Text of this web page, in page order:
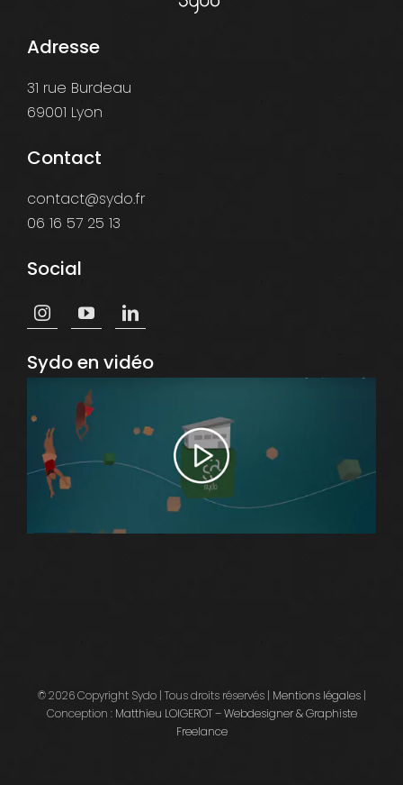
Adresse
31 rue Burdeau
69001 Lyon
Contact
contact@sydo.fr
06 16 57 25 13
Social
Sydo en vidéo
© 2026 Copyright Sydo | Tous droits réservés | Mentions légales|
Conception : Matthieu LOIGEROT – Webdesigner & Graphiste
Freelance